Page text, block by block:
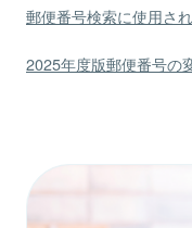
郵便番号検索に使用さ
2025年度版郵便番号の